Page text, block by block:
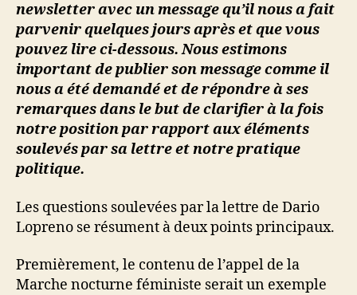
newsletter avec un message qu’il nous a fait
parvenir quelques jours après et que vous
pouvez lireci-dessous. Nous estimons
important de publier son message comme il
nous a été demandé et de répondre à ses
remarques dans le but de clarifier à la fois
notre position par rapport aux éléments
soulevés par sa lettre et notre pratique
politique.
Les questions soulevées par la lettre de Dario
Lopreno se résument à deux points principaux.
Premièrement, le contenu de l’appel de la
Marche nocturne féministe serait un exemple